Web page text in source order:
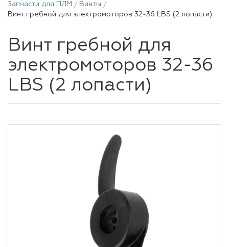
Запчасти для ПЛМ
Винты
Винт гребной для электромоторов 32-36 LBS (2 лопасти)
Винт гребной для
электромоторов 32-36
LBS (2 лопасти)